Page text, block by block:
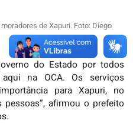
de Xapuri. Foto: Diego
do Estado por todos
na OCA. Os serviços
para Xapuri, no
afirmou o prefeito